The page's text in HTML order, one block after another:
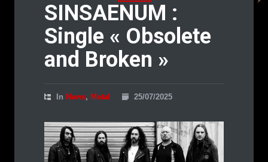
SINSAENUM :
Single « Obsolete
and Broken »
In News, Metal 25/07/2025